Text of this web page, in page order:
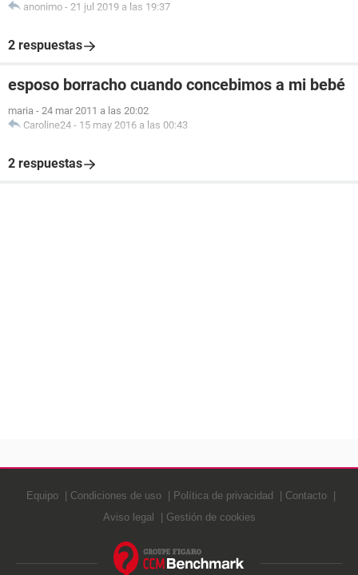
anonimo - 21 jul 2019 a las 19:37
2 respuestas
esposo borracho cuando concebimos a mi bebé
maria - 24 mar 2011 a las 20:02
Caroline24 - 15 may 2016 a las 00:43
2 respuestas
Equipo Condiciones de uso Política de privacidad
Contacto
Aviso legal
Gestión de cookies